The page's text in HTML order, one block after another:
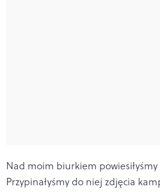
Nad moim biurkiem
Przypinałyśmy do niej zdjęcia